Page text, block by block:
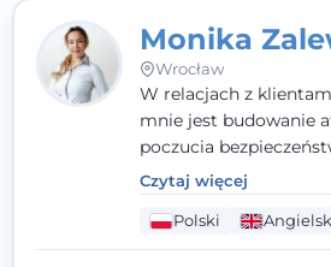
Monika
Wrocław
W relacjach z
mnie jest budowanie
poczucia
poznawczo-
które koncentrują się
(TSR). Te polegają na
zamierzonych celów
Czytaj więcej
Polski